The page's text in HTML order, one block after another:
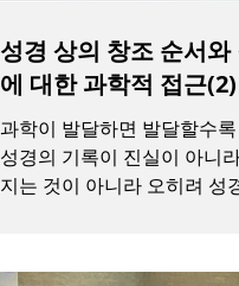
성경 상의 창조 순서와 질서
에 대한 과학적 접근(2)
과학이 발달하면 발달할수록
성경의 기록이 진실이 아니
지는 것이 아니라 오히려 성
있다. 예수님이 성령으로...